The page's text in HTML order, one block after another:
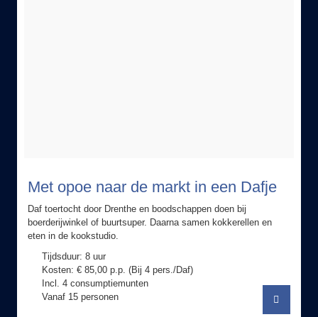
Daf toertocht door Drenthe en boodschappen doen bij
boerderijwinkel of buurtsuper. Daarna samen kokkerellen en
eten in de kookstudio.
Tijdsduur: 8 uur
Kosten: € 85,00 p.p. (Bij 4 pers./Daf)
Incl. 4 consumptiemunten
Vanaf 15 personen